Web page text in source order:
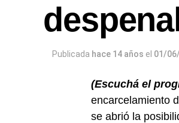
Publicada hace 14 años el 01/
(Escuchá el
encarcelamiento
se abrió la